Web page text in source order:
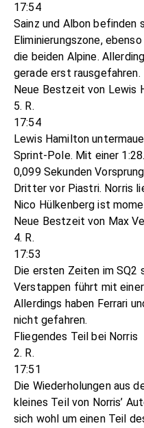
17:54
Sainz und Albon befinden
Eliminierungszone,
die beiden Alpine.
gerade erst rausgefahren.
Neue Bestzeit von Lewis
5. R.
17:54
Lewis Hamilton
Sprint-Pole. Mit einer
0,099 Sekunden
Dritter vor Piastri. Norris
Nico Hülkenberg ist
Neue Bestzeit von Max
4. R.
17:53
Die ersten Zeiten im SQ2
Verstappen führt mit
Allerdings haben Ferrari
nicht gefahren.
Fliegendes Teil bei Norris
2. R.
17:51
Die Wiederholungen aus
kleines Teil von Norris’
sich wohl um einen Teil